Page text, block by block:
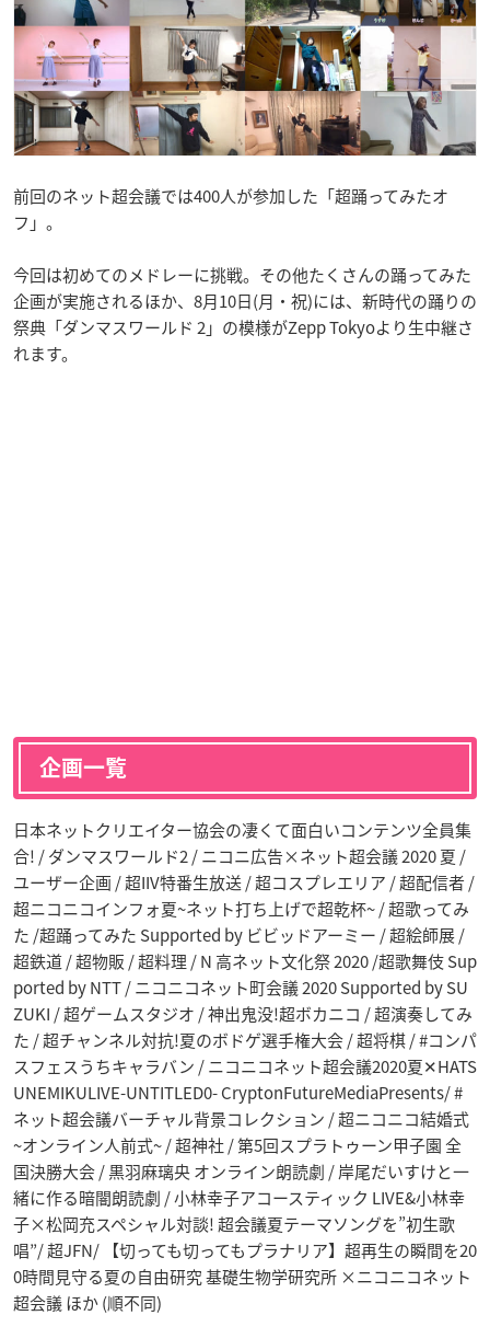
前回のネット超会議では400人が参加した「超踊ってみたオ
フ」。
今回は初めてのメドレーに挑戦。その他たくさんの踊ってみた
企画が実施されるほか、8月10日(月・祝)には、新時代の踊りの
祭典「ダンマスワールド 2」の模様がZepp Tokyoより生中継さ
れます。
企画一覧
日本ネットクリエイター協会の凄くて面白いコンテンツ全員集
合! / ダンマスワールド2 / ニコニ広告×ネット超会議 2020 夏 /
ユーザー企画 / 超IIV特番生放送 / 超コスプレエリア / 超配信者 /
超ニコニコインフォ夏~ネット打ち上げで超乾杯~ / 超歌ってみ
た /超踊ってみた Supported by ビビッドアーミー / 超絵師展 /
超鉄道 / 超物販 / 超料理 / N 高ネット文化祭 2020 /超歌舞伎 Sup
ported by NTT / ニコニコネット町会議 2020 Supported by SU
ZUKI / 超ゲームスタジオ / 神出鬼没!超ボカニコ / 超演奏してみ
た / 超チャンネル対抗!夏のボドゲ選手権大会 / 超将棋 / #コンパ
スフェスうちキャラバン / ニコニコネット超会議2020夏✕HATS
UNEMIKULIVE-UNTITLED0- CryptonFutureMediaPresents/ #
ネット超会議バーチャル背景コレクション / 超ニコニコ結婚式
~オンライン人前式~ / 超神社 / 第5回スプラトゥーン甲子園 全
国決勝大会 / 黒羽麻璃央 オンライン朗読劇 / 岸尾だいすけと一
緒に作る暗闇朗読劇 / 小林幸子アコースティック LIVE&小林幸
子×松岡充スペシャル対談! 超会議夏テーマソングを”初生歌
唱”/ 超JFN/ 【切っても切ってもプラナリア】超再生の瞬間を20
0時間見守る夏の自由研究 基礎生物学研究所 ×ニコニコネット
超会議 ほか (順不同)